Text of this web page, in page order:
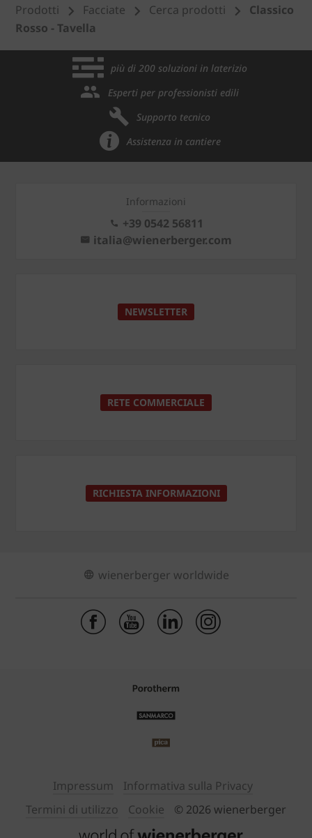
Prodotti Facciate Cerca prodotti
Classico
Rosso - Tavella
più di 200 soluzioni in laterizio
Esperti per professionisti edili
Supporto tecnico
Assistenza in cantiere
Informazioni
+39 0542 56811
italia@wienerberger.com
NEWSLETTER
RETE COMMERCIALE
RICHIESTA INFORMAZIONI
wienerberger worldwide
Impressum
Informativa sulla Privacy
Termini di utilizzo
Cookie © 2026 wienerberger